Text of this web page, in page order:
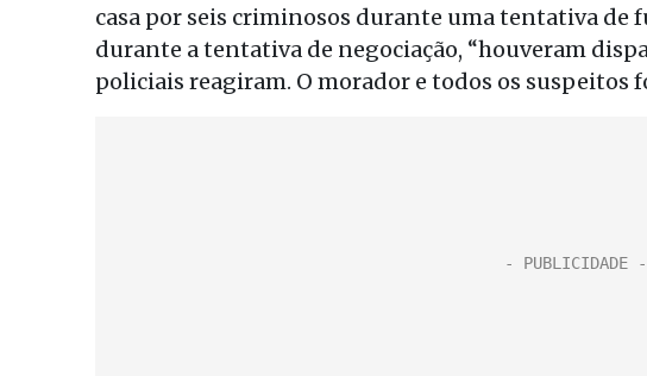
casa por seis criminosos durante uma tentativa de
durante a tentativa de negociação, “houveram
policiais reagiram. O morador e todos os suspeitos